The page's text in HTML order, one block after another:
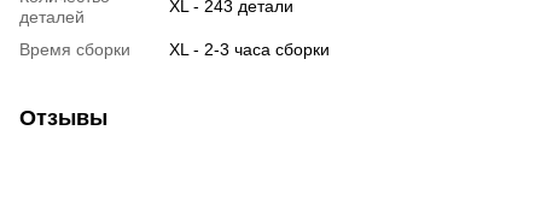
деталей
XL - 243 детали
Время сборки XL - 2-3 часа сборки
Отзывы